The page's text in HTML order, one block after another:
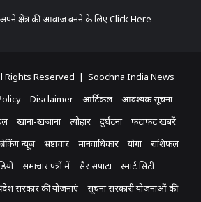
क्षेत्र की आवाज बनने के लिएClick Here
Rights Reserved | Soochna India News
Disclaimer आर्टिकल
आवश्यक सूचना
खाना-खजाना त्यौहार दुर्घटना
फटाफट खबरें
ब्रेकिंग न्यूज़ भ्रष्टाचार मानवाधिकार योगा
राशिफल
समाचार पत्रों में सैर सपाटा
स्मार्ट सिटी
सरकार की योजनाएं सूचना सरकारी योजनाओं की